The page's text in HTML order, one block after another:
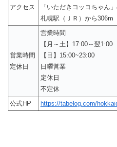
アクセス
「いただきコッコちゃん
札幌駅（ＪＲ）から306m
営業時間
定休日
営業時間
【月～土】17:00～翌1:00
【日】15:00~23:00
日曜営業
定休日
不定休
公式HP
https://tabelog.com/